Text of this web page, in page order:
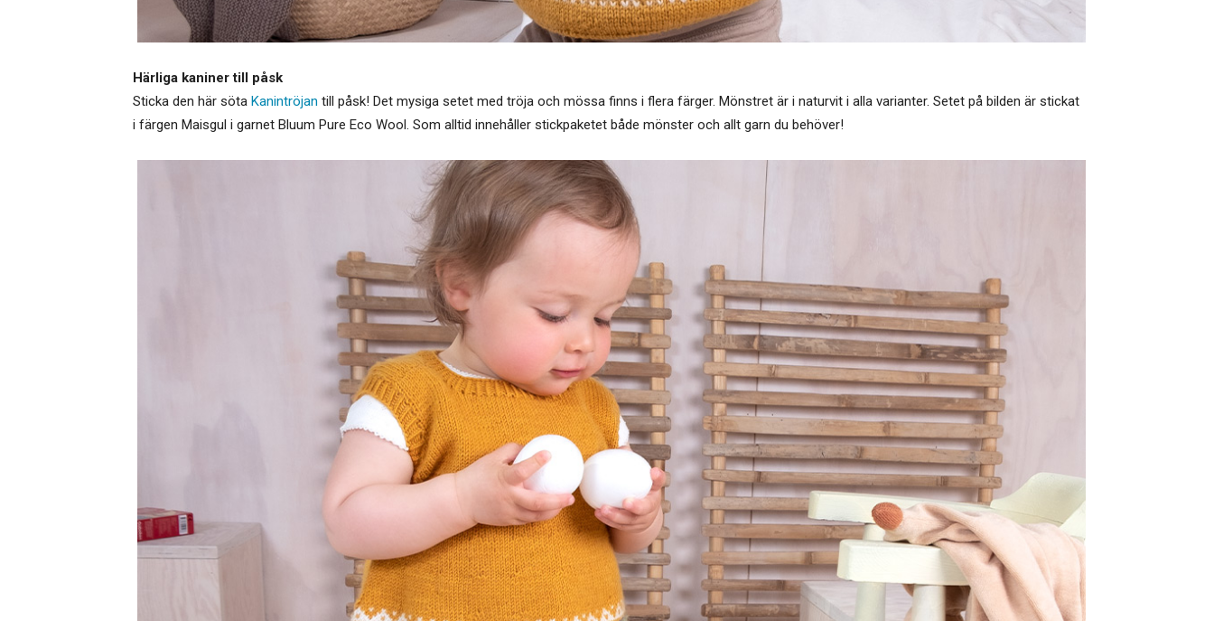
Härliga kaniner till påsk
Sticka den här söta Kanintröjan till påsk! Det mysiga setet med tröja och mössa finns i flera färger. Mönstret är i naturvit i alla varianter. Setet på bilden är stickat
i färgen Maisgul i garnet Bluum Pure Eco Wool. Som alltid innehåller stickpaketet både mönster och allt garn du behöver!